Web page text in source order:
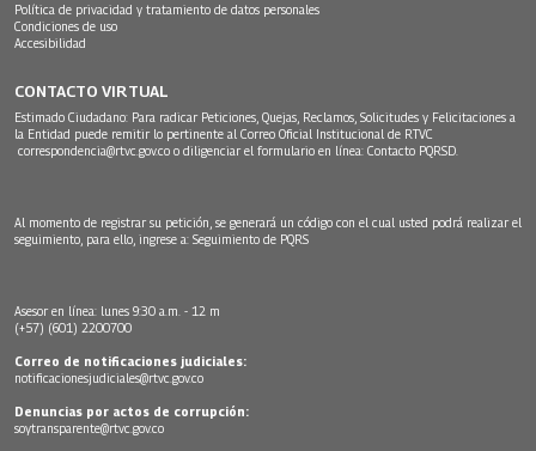
Política de privacidad y tratamiento de datos personales
Condiciones de uso
Accesibilidad
CONTACTO VIRTUAL
Estimado Ciudadano: Para radicar Peticiones, Quejas, Reclamos, Solicitudes y Felicitaciones a
la Entidad puede remitir lo pertinente al Correo Oficial Institucional de RTVC
correspondencia@rtvc.gov.co o diligenciar el formulario en línea: Contacto PQRSD.
Al momento de registrar su petición, se generará un código con el cual usted podrá realizar el
seguimiento, para ello, ingrese a: Seguimiento de PQRS
Asesor en línea: lunes 9:30 a.m. - 12 m
(+57) (601) 2200700
Correo de notificaciones judiciales:
notificacionesjudiciales@rtvc.gov.co
Denuncias por actos de corrupción:
soytransparente@rtvc.gov.co